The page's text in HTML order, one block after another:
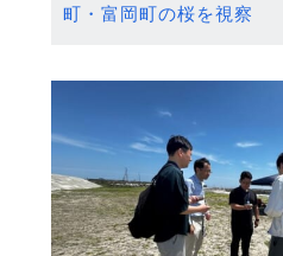
町・富岡町の桜を視察